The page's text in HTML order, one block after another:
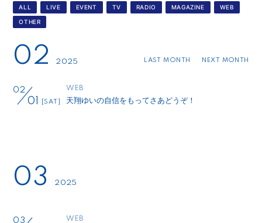
DISCOGRAPHY BLOG
PORTFOLIO CONTACT
ALL LIVE EVENT TV RADIO MAGAZINE WEB
OTHER
02 2025 LAST MONTH NEXT MONTH
02
01 [SAT]
WEB
天翔ゆいの自信をもってさあどうぞ！
03 2025
03 WEB